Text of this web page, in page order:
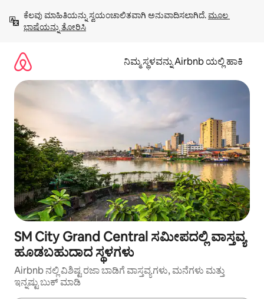
ಹೋಗಿ
ಕೆಲವು ಮಾಹಿತಿಯನ್ನು ಸ್ವಯಂಚಾಲಿತವಾಗಿ ಅನುವಾದಿಸಲಾಗಿದೆ. ಮೂಲ
ಭಾಷೆಯನ್ನು ತೋರಿಸಿ
ನಿಮ್ಮ ಸ್ಥಳವನ್ನು Airbnb ಯಲ್ಲಿ ಹಾಕಿ
SM City Grand Central ಸಮೀಪದಲ್ಲಿ ವಾಸ್ತವ್ಯ
ಹೂಡಬಹುದಾದ ಸ್ಥಳಗಳು
Airbnb ನಲ್ಲಿ ವಿಶಿಷ್ಟ ರಜಾ ಬಾಡಿಗೆ ವಾಸ್ತವ್ಯಗಳು, ಮನೆಗಳು ಮತ್ತು
ಇನ್ನಷ್ಟು ಬುಕ್ ಮಾಡಿ